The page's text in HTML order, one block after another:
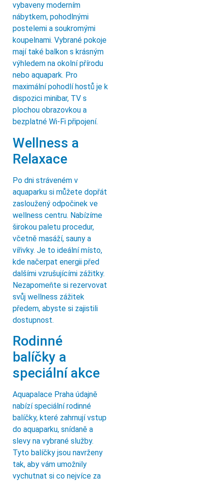
vybaveny moderním
nábytkem, pohodlnými
postelemi a soukromými
koupelnami. Vybrané pokoje
mají také balkon s krásným
výhledem na okolní přírodu
nebo aquapark. Pro
maximální pohodlí hostů je k
dispozici minibar, TV s
plochou obrazovkou a
bezplatné Wi-Fi připojení.
Wellness a
Relaxace
Po dni stráveném v
aquaparku si můžete dopřát
zasloužený odpočinek ve
wellness centru. Nabízíme
širokou paletu procedur,
včetně masáží, sauny a
vířivky. Je to ideální místo,
kde načerpat energii před
dalšími vzrušujícími zážitky.
Nezapomeňte si rezervovat
svůj wellness zážitek
předem, abyste si zajistili
dostupnost.
Rodinné
balíčky a
speciální akce
Aquapalace Praha údajně
nabízí speciální rodinné
balíčky, které zahrnují vstup
do aquaparku, snídaně a
slevy na vybrané služby.
Tyto balíčky jsou navrženy
tak, aby vám umožnily
vychutnat si co nejvíce za